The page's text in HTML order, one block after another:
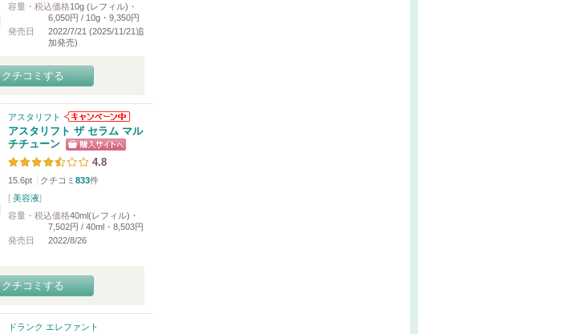
容量・税込価格10g (レフィル)・
6,050円 / 10g・9,350円
発売日
2022/7/21 (2025/11/21追
加発売)
クチコミする
アスタリフト
アスタリフト ザ セラム マル
チチューン
4.8
15.6pt クチコミ 833件
[ 美容液]
容量・税込価格40ml(レフィル)・
7,502円 / 40ml・8,503円
発売日
2022/8/26
クチコミする
ドランク エレファント